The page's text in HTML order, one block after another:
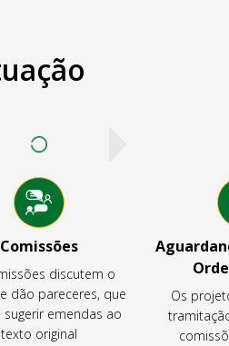
Comissões
discutem o
dão pareceres, que
emendas ao
texto original
Os